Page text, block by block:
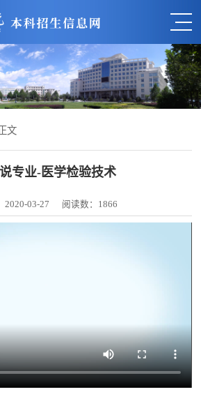
文
专业-医学检验技术
2020-03-27 阅读数： 1866